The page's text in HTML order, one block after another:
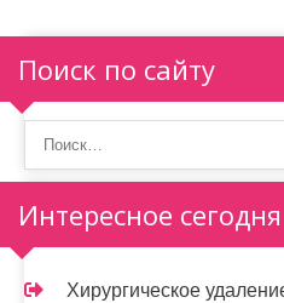
Поиск по сайту
Интересное сегодня
Хирургическое